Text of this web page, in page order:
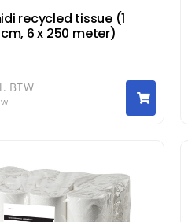
recycled tissue (1
6 x 250 meter)
BTW